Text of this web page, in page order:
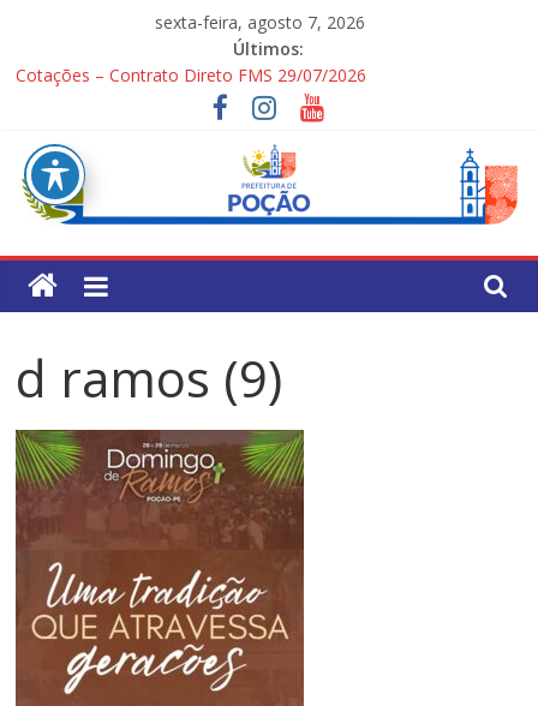
sexta-feira, agosto 7, 2026
Últimos:
Cotações – Contrato Direto FMS 29/07/2026
PONTOS TURÍSTICOS DE POÇÃO
Processo Seletivo Simplificado para Gestores Escolares da Rede
Municipal
1ª Festa dos Pais
Processo Seletivo Simplificado Secretaria de Saúde
Pref.
Mun.
de
Poção
d ramos (9)